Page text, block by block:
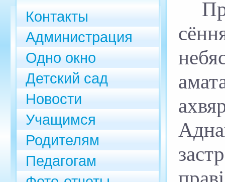
Контакты
Администрация
Одно окно
Детский сад
Новости
Учащимся
Родителям
Педагогам